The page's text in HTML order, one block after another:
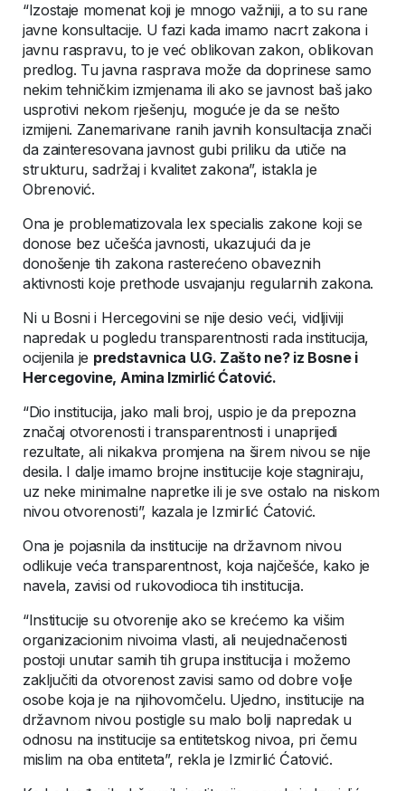
“Izostaje momenat koji je mnogo važniji, a to su rane
javne konsultacije. U fazi kada imamo nacrt zakona i
javnu raspravu, to je već oblikovan zakon, oblikovan
predlog. Tu javna rasprava može da doprinese samo
nekim tehničkim izmjenama ili ako se javnost baš jako
usprotivi nekom rješenju, moguće je da se nešto
izmijeni. Zanemarivane ranih javnih konsultacija znači
da zainteresovana javnost gubi priliku da utiče na
strukturu, sadržaj i kvalitet zakona”, istakla je
Obrenović.
Ona je problematizovala lex specialis zakone koji se
donose bez učešća javnosti, ukazujući da je
donošenje tih zakona rasterećeno obaveznih
aktivnosti koje prethode usvajanju regularnih zakona.
Ni u Bosni i Hercegovini se nije desio veći, vidljiviji
napredak u pogledu transparentnosti rada institucija,
ocijenila je predstavnica U.G. Zašto ne? iz Bosne i
Hercegovine, Amina Izmirlić Ćatović.
“Dio institucija, jako mali broj, uspio je da prepozna
značaj otvorenosti i transparentnosti i unaprijedi
rezultate, ali nikakva promjena na širem nivou se nije
desila. I dalje imamo brojne institucije koje stagniraju,
uz neke minimalne napretke ili je sve ostalo na niskom
nivou otvorenosti”, kazala je Izmirlić Ćatović.
Ona je pojasnila da institucije na državnom nivou
odlikuje veća transparentnost, koja najčešće, kako je
navela, zavisi od rukovodioca tih institucija.
“Institucije su otvorenije ako se krećemo ka višim
organizacionim nivoima vlasti, ali neujednačenosti
postoji unutar samih tih grupa institucija i možemo
zaključiti da otvorenost zavisi samo od dobre volje
osobe koja je na njihovomčelu. Ujedno, institucije na
državnom nivou postigle su malo bolji napredak u
odnosu na institucije sa entitetskog nivoa, pri čemu
mislim na oba entiteta”, rekla je Izmirlić Ćatović.